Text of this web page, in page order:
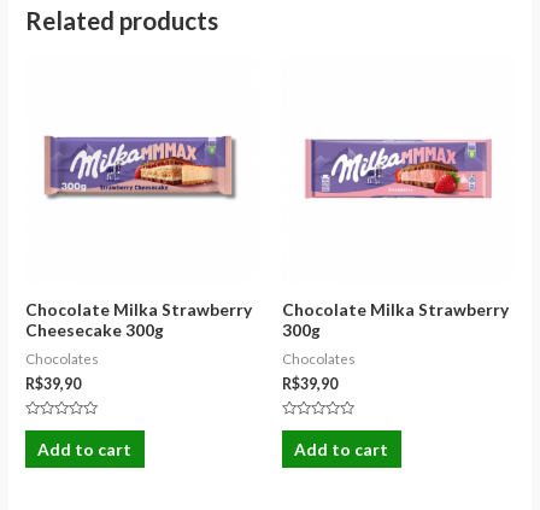
Related products
Chocolate Milka Strawberry
Cheesecake 300g
Chocolates
R$39,90
Rated
out
of
Add to cart
Chocolate Milka Strawberry
300g
Chocolates
R$39,90
Rated
out
of
Add to cart